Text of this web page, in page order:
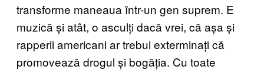
transforme maneaua într-un gen suprem. E
muzică și atât, o asculți dacă vrei, că așa și
rapperii americani ar trebui exterminați că
promovează drogul și bogăția. Cu toate